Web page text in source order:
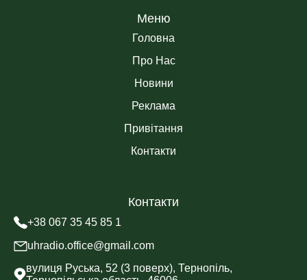
Меню
Головна
Про Нас
Новини
Реклама
Привітання
Контакти
Контакти
+38 067 35 45 85 1
uhradio.office@gmail.com
вулиця Руська, 52 (3 поверх), Тернопіль,